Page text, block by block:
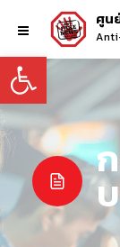
Open toolbar
ศูน